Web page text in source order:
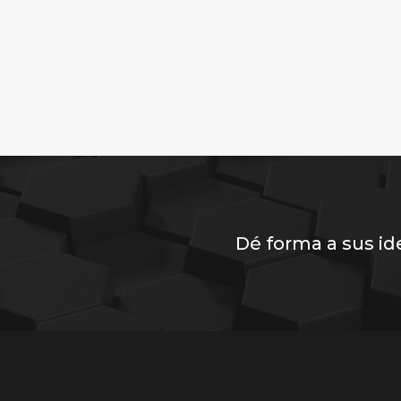
Dé forma a sus